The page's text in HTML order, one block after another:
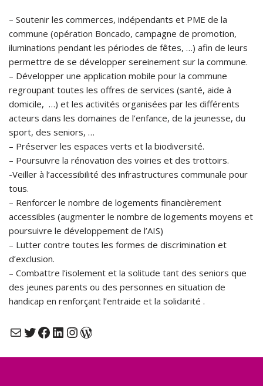
– Soutenir les commerces, indépendants et PME de la
commune (opération Boncado, campagne de promotion,
iluminations pendant les périodes de fêtes, …) afin de leurs
permettre de se développer sereinement sur la commune.
– Développer une application mobile pour la commune
regroupant toutes les offres de services (santé, aide à
domicile, …) et les activités organisées par les différents
acteurs dans les domaines de l’enfance, de la jeunesse, du
sport, des seniors, …
– Préserver les espaces verts et la biodiversité.
– Poursuivre la rénovation des voiries et des trottoirs.
-Veiller à l’accessibilité des infrastructures communale pour
tous.
– Renforcer le nombre de logements financièrement
accessibles (augmenter le nombre de logements moyens et
poursuivre le développement de l’AIS)
– Lutter contre toutes les formes de discrimination et
d’exclusion.
– Combattre l’isolement et la solitude tant des seniors que
des jeunes parents ou des personnes en situation de
handicap en renforçant l’entraide et la solidarité .